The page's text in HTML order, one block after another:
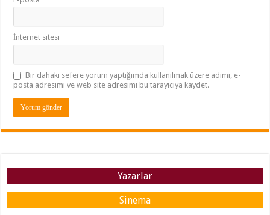
İnternet sitesi
Bir dahaki sefere yorum yaptığımda kullanılmak üzere adımı, e-
posta adresimi ve web site adresimi bu tarayıcıya kaydet.
Yazarlar
Sinema